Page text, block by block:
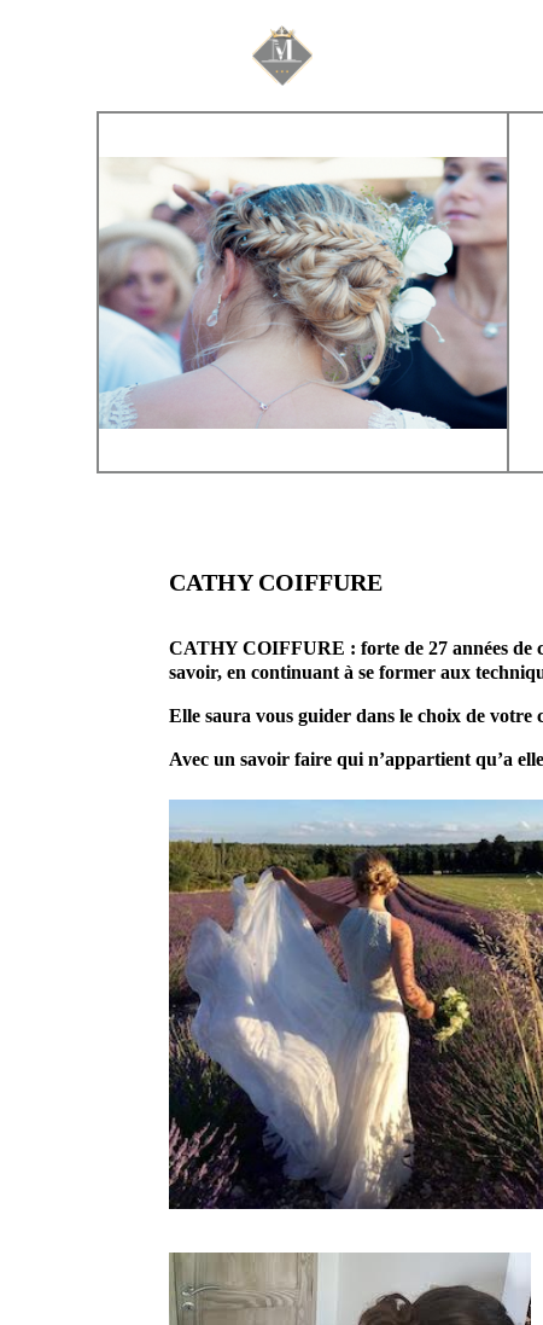
Mariage & Savoir
CATHY COIFFURE
CATHY COIFFURE : forte de 27 années de
savoir, en continuant à se former aux
Elle saura vous guider dans le choix de votre
Avec un savoir faire qui n’appartient qu’a